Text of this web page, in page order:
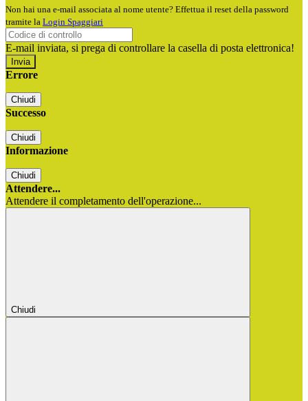
Non hai una e-mail associata al nome utente? Effettua il reset della password
tramite la Login Spaggiari
E-mail inviata, si prega di controllare la casella di posta elettronica!
Errore
Chiudi
Successo
Chiudi
Informazione
Chiudi
Attendere...
Attendere il completamento dell'operazione...
Chiudi